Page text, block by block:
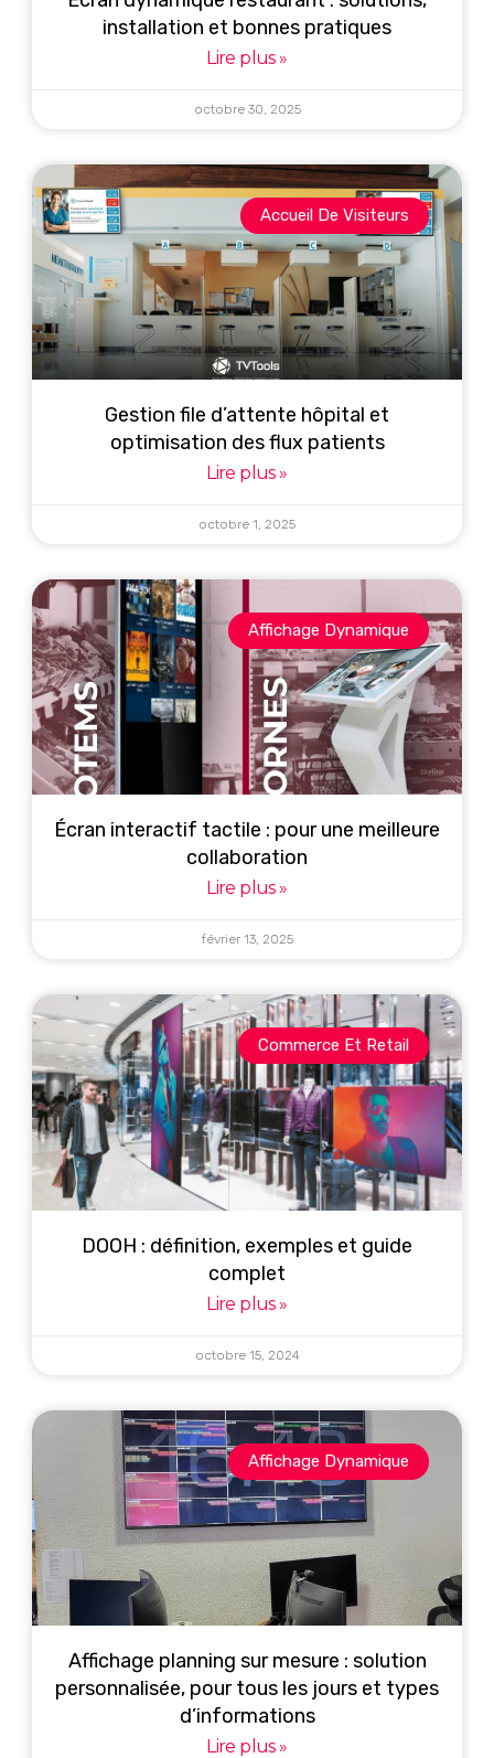
installation et bonnes pratiques
Lire plus »
octobre 30, 2025
Accueil De Visiteurs
Gestion file d’attente hôpital et
optimisation des flux patients
Lire plus »
octobre 1, 2025
Affichage Dynamique
Écran interactif tactile : pour une meilleure
collaboration
Lire plus »
février 13, 2025
Commerce Et Retail
DOOH : définition, exemples et guide
complet
Lire plus »
octobre 15, 2024
Affichage Dynamique
Affichage planning sur mesure : solution
personnalisée, pour tous les jours et types
d’informations
Lire plus »